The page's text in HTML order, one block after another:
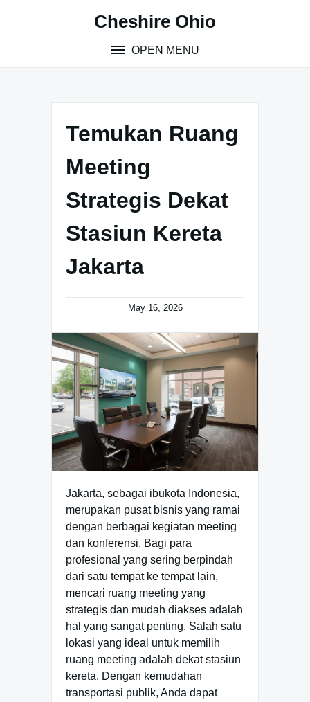
Cheshire Ohio
OPEN MENU
Temukan Ruang
Meeting
Strategis Dekat
Stasiun Kereta
Jakarta
May 16, 2026
Jakarta, sebagai ibukota Indonesia,
merupakan pusat bisnis yang ramai
dengan berbagai kegiatan meeting
dan konferensi. Bagi para
profesional yang sering berpindah
dari satu tempat ke tempat lain,
mencari ruang meeting yang
strategis dan mudah diakses adalah
hal yang sangat penting. Salah satu
lokasi yang ideal untuk memilih
ruang meeting adalah dekat stasiun
kereta. Dengan kemudahan
transportasi publik, Anda dapat